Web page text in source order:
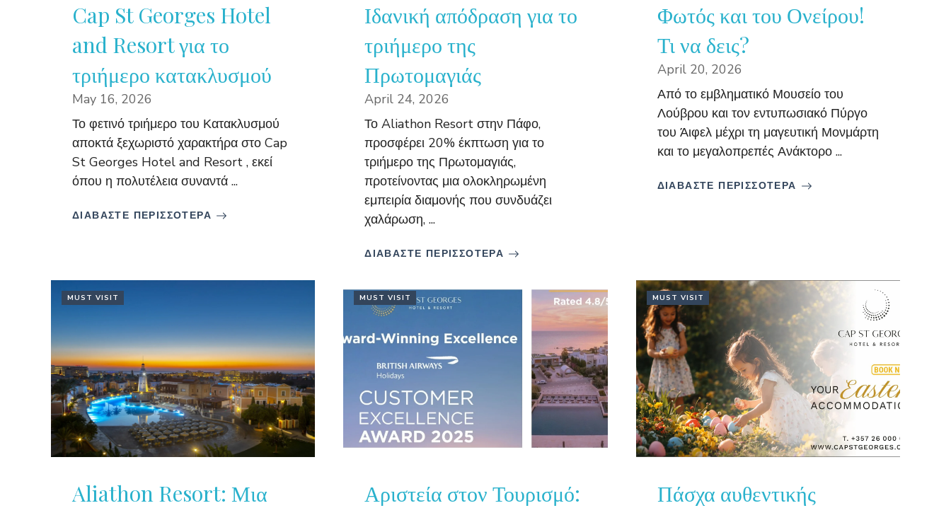
Cap St Georges Hotel
and Resort για το
τριήμερο κατακλυσμού
May 16, 2026
Το φετινό τριήμερο του Κατακλυσμού
αποκτά ξεχωριστό χαρακτήρα στο Cap
St Georges Hotel and Resort , εκεί
όπου η πολυτέλεια συναντά ...
ΔΙΑΒΑΣΤΕ ΠΕΡΙΣΣΟΤΕΡΑ
Ιδανική απόδραση για το
τριήμερο της
Πρωτομαγιάς
April 24, 2026
Το Aliathon Resort στην Πάφο,
προσφέρει 20% έκπτωση για το
τριήμερο της Πρωτομαγιάς,
προτείνοντας μια ολοκληρωμένη
εμπειρία διαμονής που συνδυάζει
χαλάρωση, ...
ΔΙΑΒΑΣΤΕ ΠΕΡΙΣΣΟΤΕΡΑ
Φωτός και του Ονείρου!
Τι να δεις?
April 20, 2026
Από το εμβληματικό Μουσείο του
Λούβρου και τον εντυπωσιακό Πύργο
του Άιφελ μέχρι τη μαγευτική Μονμάρτη
και το μεγαλοπρεπές Ανάκτορο ...
ΔΙΑΒΑΣΤΕ ΠΕΡΙΣΣΟΤΕΡΑ
MUST VISIT
Aliathon Resort: Μια
MUST VISIT
Αριστεία στον Τουρισμό:
MUST VISIT
Πάσχα αυθεντικής